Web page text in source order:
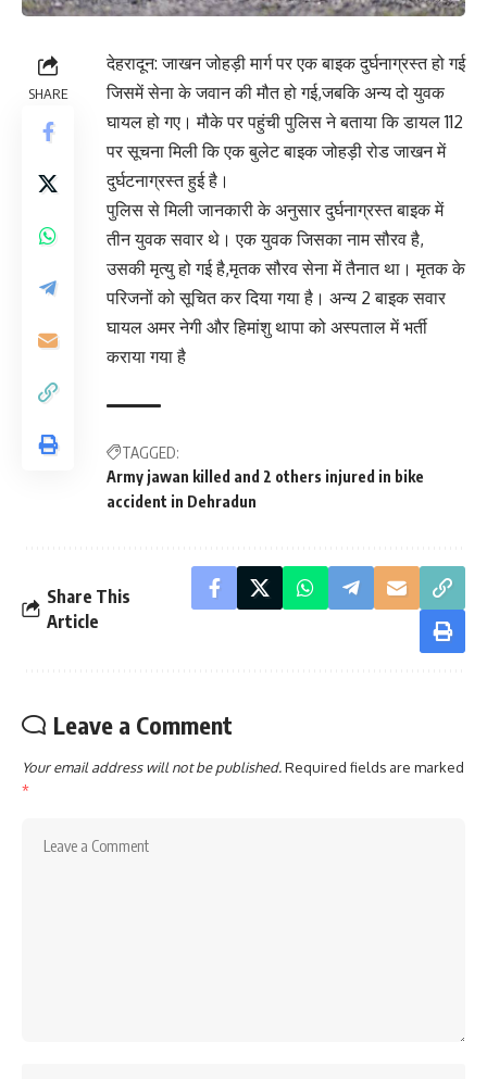
SHARE
देहरादून: जाखन जोहड़ी मार्ग पर एक बाइक दुर्घनाग्रस्त हो गई
जिसमें सेना के जवान की मौत हो गई,जबकि अन्य दो युवक
घायल हो गए। मौके पर पहुंची पुलिस ने बताया कि डायल 112
पर सूचना मिली कि एक बुलेट बाइक जोहड़ी रोड जाखन में
दुर्घटनाग्रस्त हुई है।
पुलिस से मिली जानकारी के अनुसार दुर्घनाग्रस्त बाइक में
तीन युवक सवार थे। एक युवक जिसका नाम सौरव है,
उसकी मृत्यु हो गई है,मृतक सौरव सेना में तैनात था। मृतक के
परिजनों को सूचित कर दिया गया है। अन्य 2 बाइक सवार
घायल अमर नेगी और हिमांशु थापा को अस्पताल में भर्ती
कराया गया है
TAGGED:
Army jawan killed and 2 others injured in bike
accident in Dehradun
Share This
Article
Leave a Comment
Your email address will not be published.Required fields are marked
*